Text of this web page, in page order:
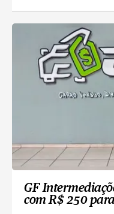
GF
com R$ 250